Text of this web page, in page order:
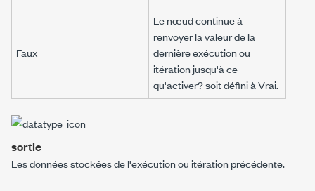
Faux
Le nœud continue à
renvoyer la valeur de la
dernière exécution ou
itération jusqu'à ce
qu'activer?soit défini à Vrai.
sortie
Les données stockées de l'exécution ou itération précédente.